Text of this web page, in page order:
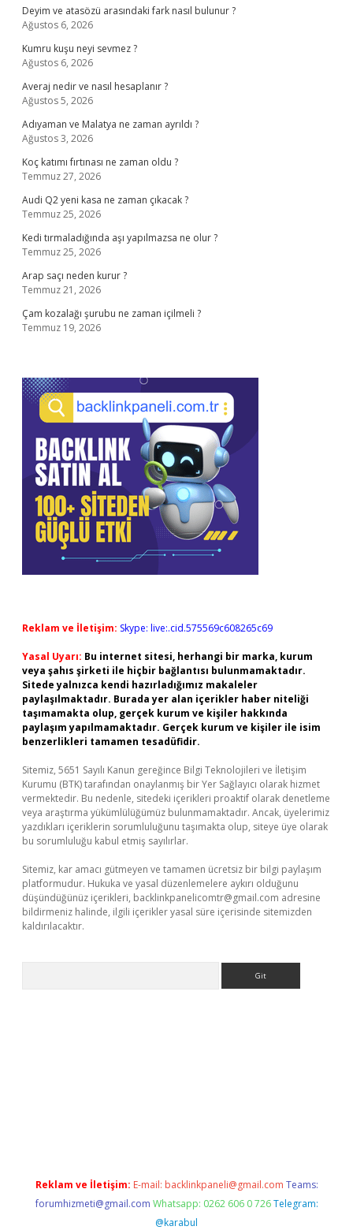
Deyim ve atasözü arasındaki fark nasıl bulunur ?
Ağustos 6, 2026
Kumru kuşu neyi sevmez ?
Ağustos 6, 2026
Averaj nedir ve nasıl hesaplanır ?
Ağustos 5, 2026
Adıyaman ve Malatya ne zaman ayrıldı ?
Ağustos 3, 2026
Koç katımı fırtınası ne zaman oldu ?
Temmuz 27, 2026
Audi Q2 yeni kasa ne zaman çıkacak ?
Temmuz 25, 2026
Kedi tırmaladığında aşı yapılmazsa ne olur ?
Temmuz 25, 2026
Arap saçı neden kurur ?
Temmuz 21, 2026
Çam kozalağı şurubu ne zaman içilmeli ?
Temmuz 19, 2026
Reklam ve İletişim: Skype: live:.cid.575569c608265c69
Yasal Uyarı: Bu internet sitesi, herhangi bir marka, kurum
veya şahıs şirketi ile hiçbir bağlantısı bulunmamaktadır.
Sitede yalnızca kendi hazırladığımız makaleler
paylaşılmaktadır. Burada yer alan içerikler haber niteliği
taşımamakta olup, gerçek kurum ve kişiler hakkında
paylaşım yapılmamaktadır. Gerçek kurum ve kişiler ile isim
benzerlikleri tamamen tesadüfidir.
Sitemiz, 5651 Sayılı Kanun gereğince Bilgi Teknolojileri ve İletişim
Kurumu (BTK) tarafından onaylanmış bir Yer Sağlayıcı olarak hizmet
vermektedir. Bu nedenle, sitedeki içerikleri proaktif olarak denetleme
veya araştırma yükümlülüğümüz bulunmamaktadır. Ancak, üyelerimiz
yazdıkları içeriklerin sorumluluğunu taşımakta olup, siteye üye olarak
bu sorumluluğu kabul etmiş sayılırlar.
Sitemiz, kar amacı gütmeyen ve tamamen ücretsiz bir bilgi paylaşım
platformudur. Hukuka ve yasal düzenlemelere aykırı olduğunu
düşündüğünüz içerikleri, backlinkpanelicomtr@gmail.com adresine
bildirmeniz halinde, ilgili içerikler yasal süre içerisinde sitemizden
kaldırılacaktır.
Reklam ve İletişim: E-mail: backlinkpaneli@gmail.com Teams:
forumhizmeti@gmail.com Whatsapp: 0262 606 0 726 Telegram:
@karabul